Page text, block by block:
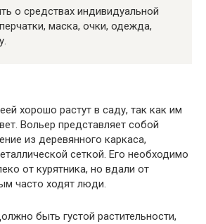
о средствах индивидуальной
маска, очки, одежда,
хорошо растут в саду, так как им
Вольер представляет собой
из деревянного каркаса,
сеткой. Его необходимо
от курятника, но вдали от
часто ходят люди.
быть густой растительности,